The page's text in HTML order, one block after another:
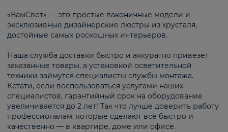
«ВамСвет» — это простые лаконичные модели и
эксклюзивные дизайнерские люстры из хрусталя,
достойные самых роскошных интерьеров.
Наша служба доставки быстро и аккуратно привезет
заказанные товары, а установкой осветительной
техники займутся специалисты службы монтажа.
Кстати, если воспользоваться услугами наших
специалистов, гарантийный срок на оборудование
увеличивается до 2 лет! Так что лучше доверить работу
профессионалам, которые сделают всё быстро и
качественно — в квартире, доме или офисе.